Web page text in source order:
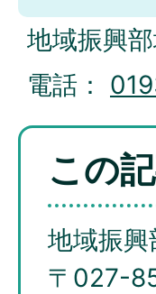
地域振興
電話：
この
地域振
〒027-